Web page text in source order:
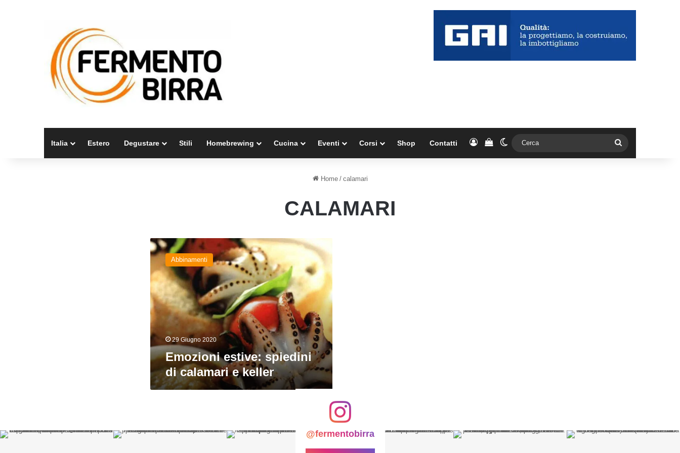
Italia Estero Degustare Stili Homebrewing Cucina Eventi Corsi Shop Contatti AccediVedi il carrello
Cambia aspetto
Home / calamari
CALAMARI
Emozioni
estive:
spiedini
di
calamari
e
keller
Abbinamenti
29 Giugno 2020
Emozioni estive: spiedini
di calamari e keller
@fermentobirra